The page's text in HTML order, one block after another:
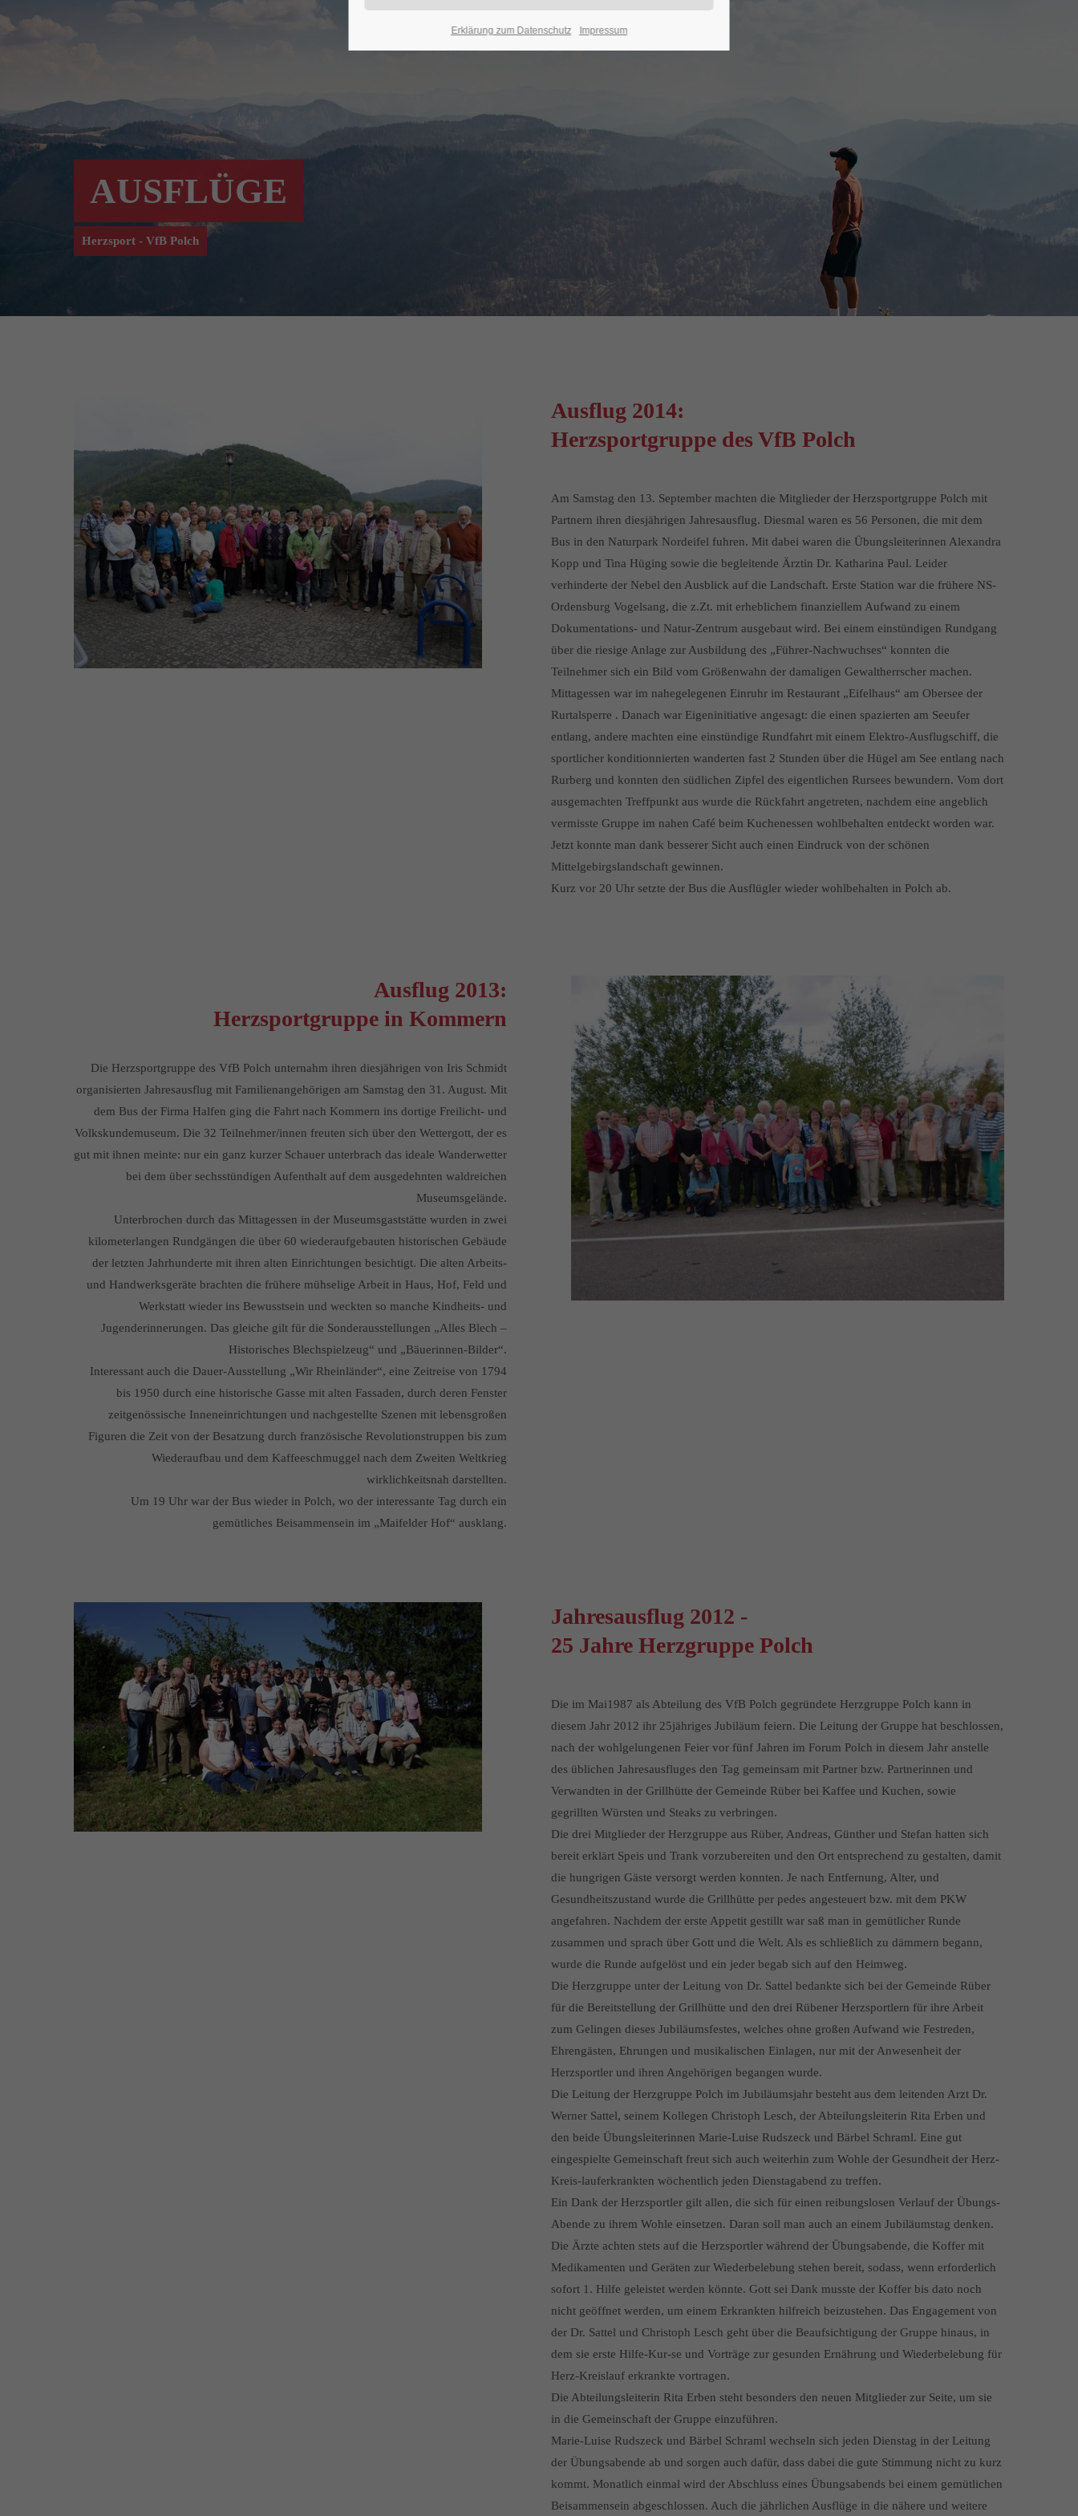
AUSFLÜGE
Herzsport - VfB Polch
Ausflug 2014:
Herzsportgruppe des VfB Polch
Am Samstag den 13. September machten die Mitglieder der Herzsportgruppe Polch mit
Partnern ihren diesjährigen Jahresausflug. Diesmal waren es 56 Personen, die mit dem
Bus in den Naturpark Nordeifel fuhren. Mit dabei waren die Übungsleiterinnen Alexandra
Kopp und Tina Hüging sowie die begleitende Ärztin Dr. Katharina Paul. Leider
verhinderte der Nebel den Ausblick auf die Landschaft. Erste Station war die frühere NS-
Ordensburg Vogelsang, die z.Zt. mit erheblichem finanziellem Aufwand zu einem
Dokumentations- und Natur-Zentrum ausgebaut wird. Bei einem einstündigen Rundgang
über die riesige Anlage zur Ausbildung des „Führer-Nachwuchses“ konnten die
Teilnehmer sich ein Bild vom Größenwahn der damaligen Gewaltherrscher machen.
Mittagessen war im nahegelegenen Einruhr im Restaurant „Eifelhaus“ am Obersee der
Rurtalsperre . Danach war Eigeninitiative angesagt: die einen spazierten am Seeufer
entlang, andere machten eine einstündige Rundfahrt mit einem Elektro-Ausflugschiff, die
sportlicher konditionnierten wanderten fast 2 Stunden über die Hügel am See entlang nach
Rurberg und konnten den südlichen Zipfel des eigentlichen Rursees bewundern. Vom dort
ausgemachten Treffpunkt aus wurde die Rückfahrt angetreten, nachdem eine angeblich
vermisste Gruppe im nahen Café beim Kuchenessen wohlbehalten entdeckt worden war.
Jetzt konnte man dank besserer Sicht auch einen Eindruck von der schönen
Mittelgebirgslandschaft gewinnen.
Kurz vor 20 Uhr setzte der Bus die Ausflügler wieder wohlbehalten in Polch ab.
Ausflug 2013:
Herzsportgruppe in Kommern
Die Herzsportgruppe des VfB Polch unternahm ihren diesjährigen von Iris Schmidt
organisierten Jahresausflug mit Familienangehörigen am Samstag den 31. August. Mit
dem Bus der Firma Halfen ging die Fahrt nach Kommern ins dortige Freilicht- und
Volkskundemuseum. Die 32 Teilnehmer/innen freuten sich über den Wettergott, der es
gut mit ihnen meinte: nur ein ganz kurzer Schauer unterbrach das ideale Wanderwetter
bei dem über sechsstündigen Aufenthalt auf dem ausgedehnten waldreichen
Museumsgelände.
Unterbrochen durch das Mittagessen in der Museumsgaststätte wurden in zwei
kilometerlangen Rundgängen die über 60 wiederaufgebauten historischen Gebäude
der letzten Jahrhunderte mit ihren alten Einrichtungen besichtigt. Die alten Arbeits-
und Handwerksgeräte brachten die frühere mühselige Arbeit in Haus, Hof, Feld und
Werkstatt wieder ins Bewusstsein und weckten so manche Kindheits- und
Jugenderinnerungen. Das gleiche gilt für die Sonderausstellungen „Alles Blech –
Historisches Blechspielzeug“ und „Bäuerinnen-Bilder“.
Interessant auch die Dauer-Ausstellung „Wir Rheinländer“, eine Zeitreise von 1794
bis 1950 durch eine historische Gasse mit alten Fassaden, durch deren Fenster
zeitgenössische Inneneinrichtungen und nachgestellte Szenen mit lebensgroßen
Figuren die Zeit von der Besatzung durch französische Revolutionstruppen bis zum
Wiederaufbau und dem Kaffeeschmuggel nach dem Zweiten Weltkrieg
wirklichkeitsnah darstellten.
Um 19 Uhr war der Bus wieder in Polch, wo der interessante Tag durch ein
gemütliches Beisammensein im „Maifelder Hof“ ausklang.
Jahresausflug 2012 -
25 Jahre Herzgruppe Polch
Die im Mai1987 als Abteilung des VfB Polch gegründete Herzgruppe Polch kann in
diesem Jahr 2012 ihr 25jähriges Jubiläum feiern. Die Leitung der Gruppe hat beschlossen,
nach der wohlgelungenen Feier vor fünf Jahren im Forum Polch in diesem Jahr anstelle
des üblichen Jahresausfluges den Tag gemeinsam mit Partner bzw. Partnerinnen und
Verwandten in der Grillhütte der Gemeinde Rüber bei Kaffee und Kuchen, sowie
gegrillten Würsten und Steaks zu verbringen.
Die drei Mitglieder der Herzgruppe aus Rüber, Andreas, Günther und Stefan hatten sich
bereit erklärt Speis und Trank vorzubereiten und den Ort entsprechend zu gestalten, damit
die hungrigen Gäste versorgt werden konnten. Je nach Entfernung, Alter, und
Gesundheitszustand wurde die Grillhütte per pedes angesteuert bzw. mit dem PKW
angefahren. Nachdem der erste Appetit gestillt war saß man in gemütlicher Runde
zusammen und sprach über Gott und die Welt. Als es schließlich zu dämmern begann,
wurde die Runde aufgelöst und ein jeder begab sich auf den Heimweg.
Die Herzgruppe unter der Leitung von Dr. Sattel bedankte sich bei der Gemeinde Rüber
für die Bereitstellung der Grillhütte und den drei Rübener Herzsportlern für ihre Arbeit
zum Gelingen dieses Jubiläumsfestes, welches ohne großen Aufwand wie Festreden,
Ehrengästen, Ehrungen und musikalischen Einlagen, nur mit der Anwesenheit der
Herzsportler und ihren Angehörigen begangen wurde.
Die Leitung der Herzgruppe Polch im Jubiläumsjahr besteht aus dem leitenden Arzt Dr.
Werner Sattel, seinem Kollegen Christoph Lesch, der Abteilungsleiterin Rita Erben und
den beide Übungsleiterinnen Marie-Luise Rudszeck und Bärbel Schraml. Eine gut
eingespielte Gemeinschaft freut sich auch weiterhin zum Wohle der Gesundheit der Herz-
Kreis-lauferkrankten wöchentlich jeden Dienstagabend zu treffen.
Ein Dank der Herzsportler gilt allen, die sich für einen reibungslosen Verlauf der Übungs-
Abende zu ihrem Wohle einsetzen. Daran soll man auch an einem Jubiläumstag denken.
Die Ärzte achten stets auf die Herzsportler während der Übungsabende, die Koffer mit
Medikamenten und Geräten zur Wiederbelebung stehen bereit, sodass, wenn erforderlich
sofort 1. Hilfe geleistet werden könnte. Gott sei Dank musste der Koffer bis dato noch
nicht geöffnet werden, um einem Erkrankten hilfreich beizustehen. Das Engagement von
der Dr. Sattel und Christoph Lesch geht über die Beaufsichtigung der Gruppe hinaus, in
dem sie erste Hilfe-Kur-se und Vorträge zur gesunden Ernährung und Wiederbelebung für
Herz-Kreislauf erkrankte vortragen.
Die Abteilungsleiterin Rita Erben steht besonders den neuen Mitglieder zur Seite, um sie
in die Gemeinschaft der Gruppe einzuführen.
Marie-Luise Rudszeck und Bärbel Schraml wechseln sich jeden Dienstag in der Leitung
der Übungsabende ab und sorgen auch dafür, dass dabei die gute Stimmung nicht zu kurz
kommt. Monatlich einmal wird der Abschluss eines Übungsabends bei einem gemütlichen
Beisammensein abgeschlossen. Auch die jährlichen Ausflüge in die nähere und weitere
Erklärung zum Datenschutz Impressum